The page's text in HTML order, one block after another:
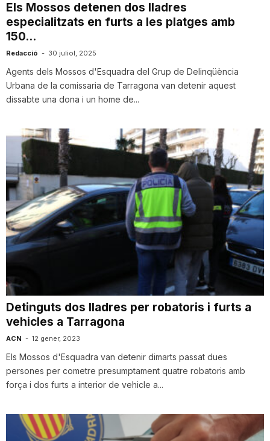
Els Mossos detenen dos lladres
especialitzats en furts a les platges amb
150...
Redacció - 30 juliol, 2025
Agents dels Mossos d'Esquadra del Grup de Delinqüència
Urbana de la comissaria de Tarragona van detenir aquest
dissabte una dona i un home de...
Detinguts dos lladres per robatoris i furts a
vehicles a Tarragona
ACN - 12 gener, 2023
Els Mossos d'Esquadra van detenir dimarts passat dues
persones per cometre presumptament quatre robatoris amb
força i dos furts a interior de vehicle a...